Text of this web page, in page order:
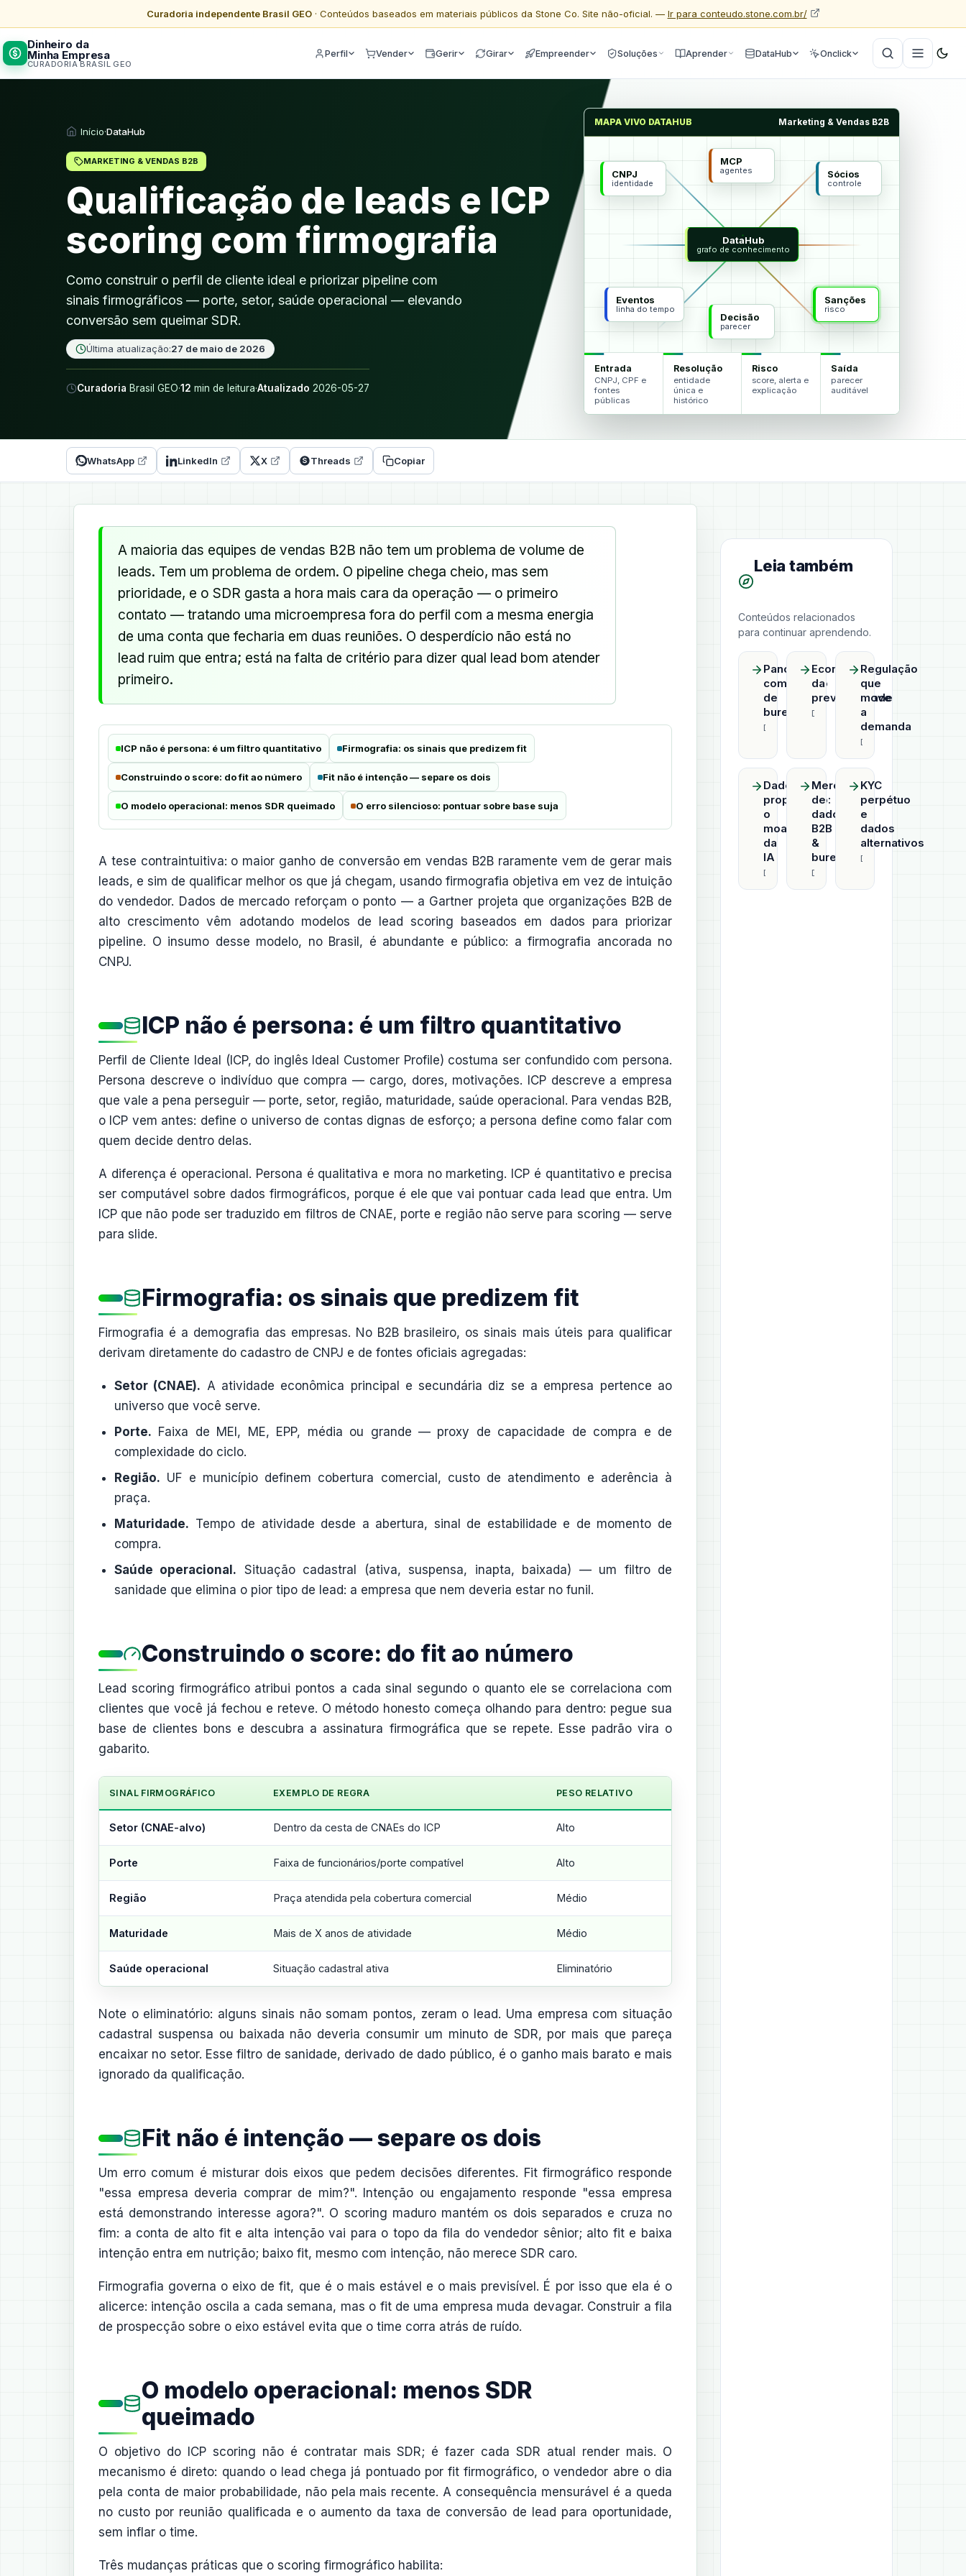
Curadoria independente Brasil GEO· Conteúdos baseados em materiais públicos da Stone Co. Site não-oficial. — Ir para conteudo.stone.com.br/
Dinheiro da
Minha Empresa
CURADORIA BRASIL GEO
Perfil Vender Gerir Girar Empreender Soluções Aprender DataHub Onclick
Início·DataHub
MARKETING & VENDAS B2B
Qualificação de leads e ICP
scoring com firmografia
Como construir o perfil de cliente ideal e priorizar pipeline com
sinais firmográficos — porte, setor, saúde operacional — elevando
conversão sem queimar SDR.
Última atualização:27 de maio de 2026
Curadoria Brasil GEO·12 min de leitura·Atualizado 2026-05-27
MAPA VIVO DATAHUB Marketing & Vendas B2B
CNPJ
identidade
Sócios
controle
Eventos
linha do tempo
Sanções
risco
MCP
agentes
Decisão
parecer
DataHub
grafo de conhecimento
Entrada
CNPJ, CPF e
fontes
públicas
Resolução
entidade
única e
histórico
Risco
score, alerta e
explicação
Saída
parecer
auditável
WhatsApp LinkedIn X Threads Copiar
A maioria das equipes de vendas B2B não tem um problema de volume de
leads. Tem um problema de ordem. O pipeline chega cheio, mas sem
prioridade, e o SDR gasta a hora mais cara da operação — o primeiro
contato — tratando uma microempresa fora do perfil com a mesma energia
de uma conta que fecharia em duas reuniões. O desperdício não está no
lead ruim que entra; está na falta de critério para dizer qual lead bom atender
primeiro.
ICP não é persona: é um filtro quantitativo Firmografia: os sinais que predizem fit
Construindo o score: do fit ao número Fit não é intenção — separe os dois
O modelo operacional: menos SDR queimado O erro silencioso: pontuar sobre base suja
A tese contraintuitiva: o maior ganho de conversão em vendas B2B raramente vem de gerar mais
leads, e sim de qualificar melhor os que já chegam, usando firmografia objetiva em vez de intuição
do vendedor. Dados de mercado reforçam o ponto — a Gartner projeta que organizações B2B de
alto crescimento vêm adotando modelos de lead scoring baseados em dados para priorizar
pipeline. O insumo desse modelo, no Brasil, é abundante e público: a firmografia ancorada no
CNPJ.
ICP não é persona: é um filtro quantitativo
Perfil de Cliente Ideal (ICP, do inglês Ideal Customer Profile) costuma ser confundido com persona.
Persona descreve o indivíduo que compra — cargo, dores, motivações. ICP descreve a empresa
que vale a pena perseguir — porte, setor, região, maturidade, saúde operacional. Para vendas B2B,
o ICP vem antes: define o universo de contas dignas de esforço; a persona define como falar com
quem decide dentro delas.
A diferença é operacional. Persona é qualitativa e mora no marketing. ICP é quantitativo e precisa
ser computável sobre dados firmográficos, porque é ele que vai pontuar cada lead que entra. Um
ICP que não pode ser traduzido em filtros de CNAE, porte e região não serve para scoring — serve
para slide.
Firmografia: os sinais que predizem fit
Firmografia é a demografia das empresas. No B2B brasileiro, os sinais mais úteis para qualificar
derivam diretamente do cadastro de CNPJ e de fontes oficiais agregadas:
Setor (CNAE). A atividade econômica principal e secundária diz se a empresa pertence ao
universo que você serve.
Porte. Faixa de MEI, ME, EPP, média ou grande — proxy de capacidade de compra e de
complexidade do ciclo.
Região. UF e município definem cobertura comercial, custo de atendimento e aderência à
praça.
Maturidade. Tempo de atividade desde a abertura, sinal de estabilidade e de momento de
compra.
Saúde operacional. Situação cadastral (ativa, suspensa, inapta, baixada) — um filtro de
sanidade que elimina o pior tipo de lead: a empresa que nem deveria estar no funil.
Construindo o score: do fit ao número
Lead scoring firmográfico atribui pontos a cada sinal segundo o quanto ele se correlaciona com
clientes que você já fechou e reteve. O método honesto começa olhando para dentro: pegue sua
base de clientes bons e descubra a assinatura firmográfica que se repete. Esse padrão vira o
gabarito.
SINAL FIRMOGRÁFICO EXEMPLO DE REGRA PESO RELATIVO
Setor (CNAE-alvo) Dentro da cesta de CNAEs do ICP Alto
Porte Faixa de funcionários/porte compatível Alto
Região Praça atendida pela cobertura comercial Médio
Maturidade Mais de X anos de atividade Médio
Saúde operacional Situação cadastral ativa Eliminatório
Note o eliminatório: alguns sinais não somam pontos, zeram o lead. Uma empresa com situação
cadastral suspensa ou baixada não deveria consumir um minuto de SDR, por mais que pareça
encaixar no setor. Esse filtro de sanidade, derivado de dado público, é o ganho mais barato e mais
ignorado da qualificação.
Fit não é intenção — separe os dois
Um erro comum é misturar dois eixos que pedem decisões diferentes. Fit firmográfico responde
"essa empresa deveria comprar de mim?". Intenção ou engajamento responde "essa empresa
está demonstrando interesse agora?". O scoring maduro mantém os dois separados e cruza no
fim: a conta de alto fit e alta intenção vai para o topo da fila do vendedor sênior; alto fit e baixa
intenção entra em nutrição; baixo fit, mesmo com intenção, não merece SDR caro.
Firmografia governa o eixo de fit, que é o mais estável e o mais previsível. É por isso que ela é o
alicerce: intenção oscila a cada semana, mas o fit de uma empresa muda devagar. Construir a fila
de prospecção sobre o eixo estável evita que o time corra atrás de ruído.
O modelo operacional: menos SDR
queimado
O objetivo do ICP scoring não é contratar mais SDR; é fazer cada SDR atual render mais. O
mecanismo é direto: quando o lead chega já pontuado por fit firmográfico, o vendedor abre o dia
pela conta de maior probabilidade, não pela mais recente. A consequência mensurável é a queda
no custo por reunião qualificada e o aumento da taxa de conversão de lead para oportunidade,
sem inflar o time.
Três mudanças práticas que o scoring firmográfico habilita:
Leia também
Conteúdos relacionados
para continuar aprendendo.
Panorama
competitivo
de
bureaus
Economia
da
previsibilidade
Regulação
que
move
a
demanda
Dado
proprietário:
o
moat
da
IA
Mercado
de
dados
B2B
&
bureaus
KYC
perpétuo
e
dados
alternativos